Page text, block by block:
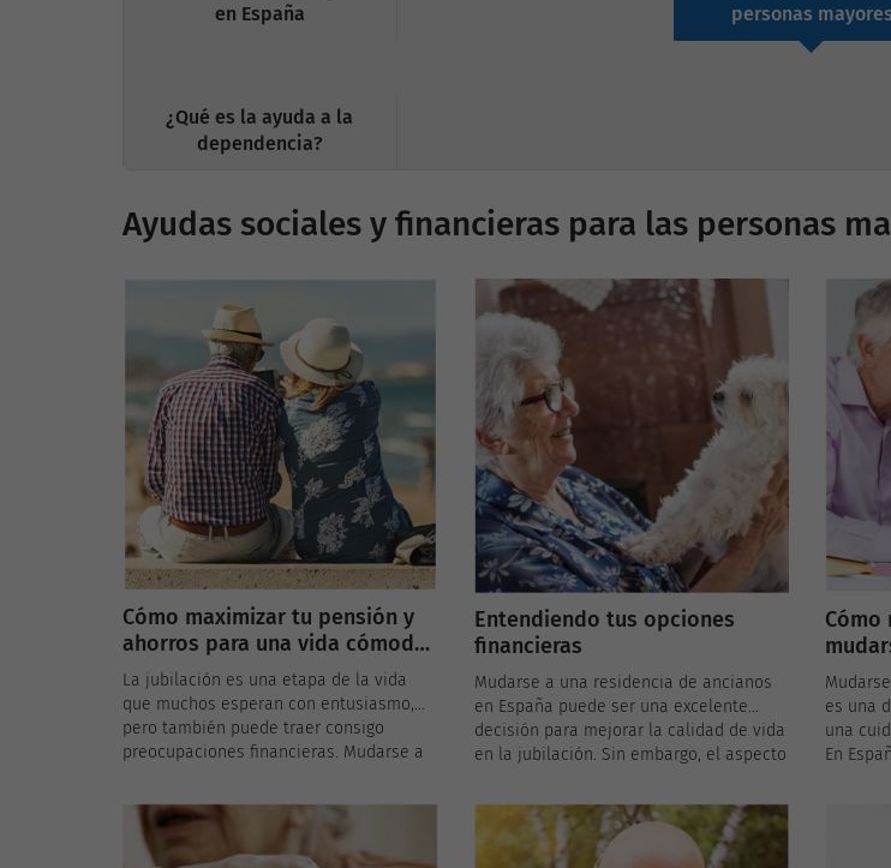
en España
personas mayores
¿Qué es la ayuda a la
dependencia?
Ayudas sociales y financieras para las personas
Cómo maximizar tu pensión y
ahorros para una vida cómoda
en una residencia de ancianos
La jubilación es una etapa de la vida
que muchos esperan con entusiasmo,
pero también puede traer consigo
preocupaciones financieras. Mudarse a
puede ser una excelente opción para
asegurar una vida cómoda y
socialmente activa, pero es crucial
Entendiendo tus opciones
financieras
Mudarse a una residencia de ancianos
en España puede ser una excelente
decisión para mejorar la calidad de vida
en la jubilación. Sin embargo, el aspecto
abrumador. Para facilitar esta transición,
es esencial conocer las diferentes
opciones financieras disponibles,
Cómo
es una
una
En